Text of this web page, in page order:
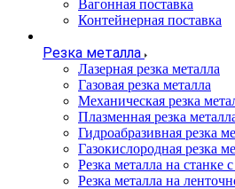
Вагонная поставка
Контейнерная поставка
Резка металла
Лазерная резка металла
Газовая резка металла
Механическая резка
Плазменная резка
Гидроабразивная резка
Газокислородная резка
Резка металла на станке
Резка металла на